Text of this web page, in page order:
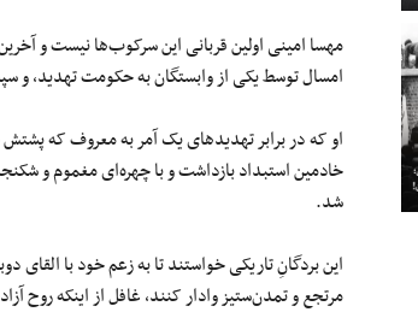
مهسا امینی اولین قربانی این سرکوب‌ها نیست و
امسال توسط یکی از وابستگان به حکومت تهدید، و
او که در برابر تهدیدهای یک آمر به معروف که
خادمین استبداد بازداشت و با چهره‌ای مغموم و
شد.
این بردگانِ تاریکی خواستند تا به زعم خود با
مرتجع و تمدن‌ستیز وادار کنند، غافل از اینکه روح